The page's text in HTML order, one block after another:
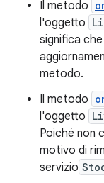
Il metodo
l'oggetto
significa
metodo.
Il metodo
l'oggetto
Poiché non
motivo di
servizio